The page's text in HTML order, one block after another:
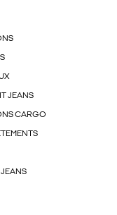
JEANS
CARGO